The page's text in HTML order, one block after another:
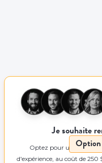
Option
Je souhaite
Optez pour une
d'expérience, au coût de